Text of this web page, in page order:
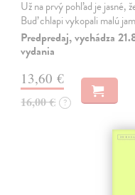
Už na prvý pohľad je jasné,
Buď chlapi vykopali malú
Predpredaj, vychádza
vydania
13,60 €
16,00 € ?